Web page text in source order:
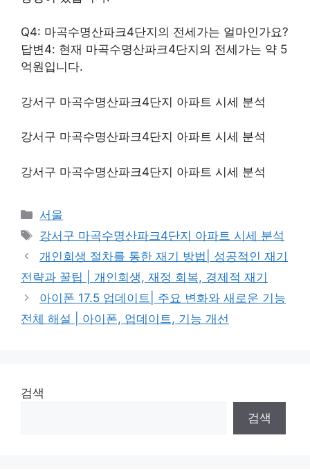
Q4: 마곡수명산파크4단지의 전세가는 얼마인가요?
답변4: 현재 마곡수명산파크4단지의 전세가는 약 5
억원입니다.
강서구 마곡수명산파크4단지 아파트 시세 분석
강서구 마곡수명산파크4단지 아파트 시세 분석
강서구 마곡수명산파크4단지 아파트 시세 분석
Categories
서울
Tags
강서구 마곡수명산파크4단지 아파트 시세 분석
개인회생 절차를 통한 재기 방법| 성공적인 재기
전략과 꿀팁 | 개인회생, 재정 회복, 경제적 재기
아이폰 17.5 업데이트| 주요 변화와 새로운 기능
전체 해설 | 아이폰, 업데이트, 기능 개선
검색
검색